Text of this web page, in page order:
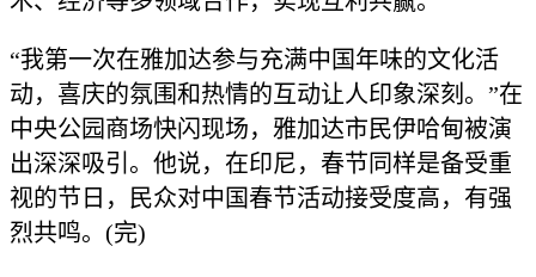
“我第一次在雅加达参与充满中国年味的文化活
动，喜庆的氛围和热情的互动让人印象深刻。”在
中央公园商场快闪现场，雅加达市民伊哈甸被演
出深深吸引。他说，在印尼，春节同样是备受重
视的节日，民众对中国春节活动接受度高，有强
烈共鸣。(完)